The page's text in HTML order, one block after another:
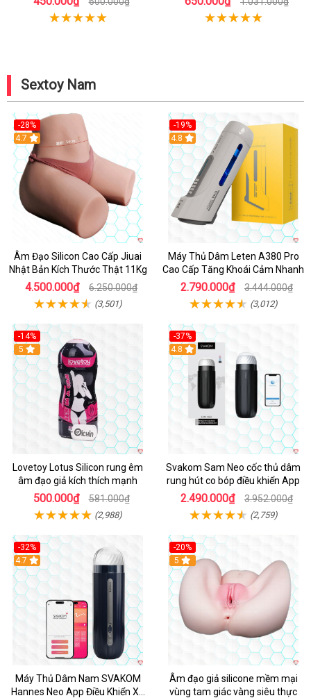
Sextoy Nam
-28%
4.7
Âm Đạo Silicon Cao Cấp Jiuai
Nhật Bản Kích Thước Thật 11Kg
4.500.000₫ 6.250.000₫
(3,501)
-19%
Hot
4.8
Máy Thủ Dâm Leten A380 Pro
Cao Cấp Tăng Khoái Cảm Nhanh
2.790.000₫ 3.444.000₫
(3,012)
-14%
Hot
5
Lovetoy Lotus Silicon rung êm
âm đạo giả kích thích mạnh
500.000₫ 581.000₫
(2,988)
-37%
4.8
Svakom Sam Neo cốc thủ dâm
rung hút co bóp điều khiển App
2.490.000₫ 3.952.000₫
(2,759)
-32%
Hot
4.7
Máy Thủ Dâm Nam SVAKOM
Hannes Neo App Điều Khiển Xa
-20%
Hot
5
Âm đạo giả silicone mềm mại
vùng tam giác vàng siêu thực